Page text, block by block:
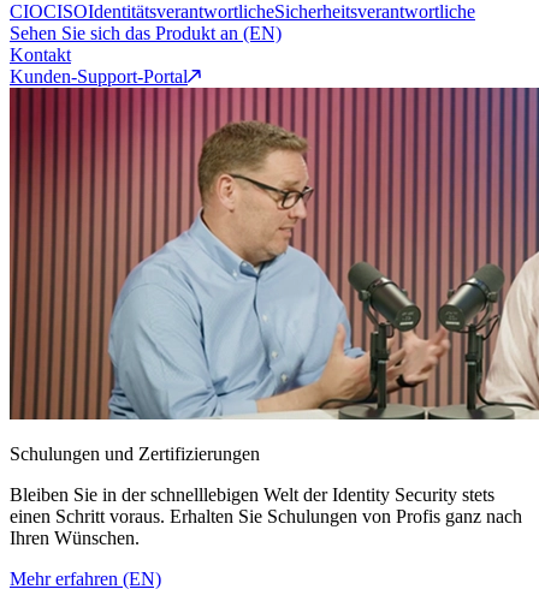
CIOCISOIdentitätsverantwortlicheSicherheitsverantwortliche
Sehen Sie sich das Produkt an (EN)
Kontakt
Kunden-Support-Portal
Schulungen und Zertifizierungen
Bleiben Sie in der schnelllebigen Welt der Identity Security stets
einen Schritt voraus. Erhalten Sie Schulungen von Profis ganz nach
Ihren Wünschen.
Mehr erfahren (EN)